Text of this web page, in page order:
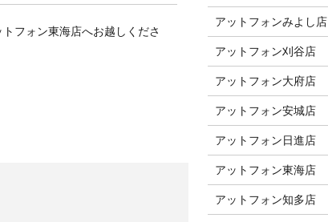
フォン東海店へお越しくださ
アットフォンみよし店
アットフォン刈谷店
アットフォン大府店
アットフォン安城店
アットフォン日進店
アットフォン東海店
アットフォン知多店